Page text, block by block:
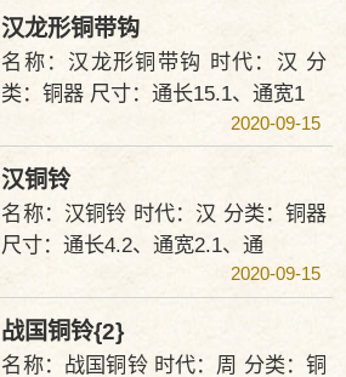
汉龙形铜带钩
名称：汉龙形铜带钩 时代：汉 分
类：铜器 尺寸：通长15.1、通宽1
2020-09-15
汉铜铃
名称：汉铜铃 时代：汉 分类：铜器
尺寸：通长4.2、通宽2.1、通
2020-09-15
战国铜铃{2}
名称：战国铜铃 时代：周 分类：铜